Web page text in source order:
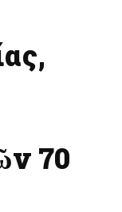
70